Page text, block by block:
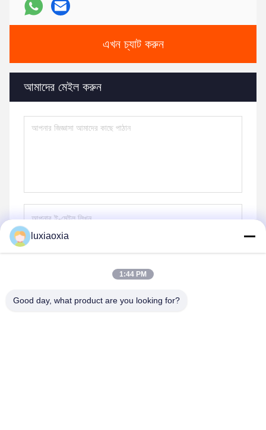
এখন চ্যাট করুন
আমাদের মেইল ​​করুন
পাঠান
luxiaoxia
1:44 PM
Good day, what product are you looking for?